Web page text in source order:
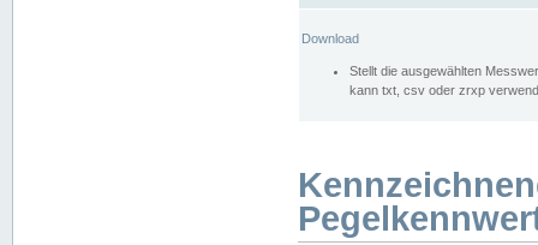
Download
Stellt die ausgewählten
kann txt, csv oder zrxp